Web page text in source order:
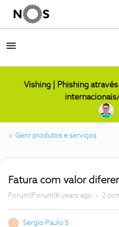
Vishing | Phishing
Gerir produtos e serviços
Fatura com valor
Forum|Forum|6 years ago 2
S Sérgio Paulo S